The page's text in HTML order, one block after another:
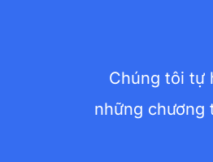
Chúng tôi tự
những chương